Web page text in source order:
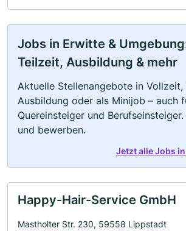
Jobs in Erwitte &
Teilzeit, Ausbildung & mehr
Aktuelle Stellenangebote in
Ausbildung oder als Minijob – auch
Quereinsteiger und
und bewerben.
Jetzt alle Jobs
Happy-Hair-Service GmbH
Mastholter Str. 230, 59558 Lippstadt